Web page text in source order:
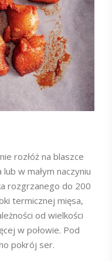
rozłóż na blaszce
w małym naczyniu
rozgrzanego do 200
termicznej mięsa,
od wielkości
w połowie. Pod
pokrój ser.